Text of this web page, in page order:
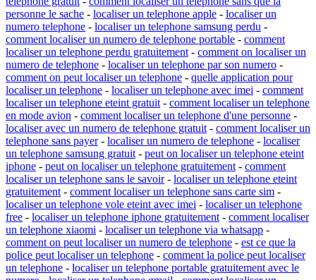
personne le sache - localiser un telephone apple - localiser un
numero telephone - localiser un telephone samsung perdu -
comment localiser un numero de telephone portable - comment
localiser un telephone perdu gratuitement - comment on localiser un
numero de telephone - localiser un telephone par son numero -
comment on peut localiser un telephone - quelle application pour
localiser un telephone - localiser un telephone avec imei - comment
localiser un telephone eteint gratuit - comment localiser un telephone
en mode avion - comment localiser un telephone d'une personne -
localiser avec un numero de telephone gratuit - comment localiser un
telephone sans payer- localiser un numero de telephone - localiser
un telephone samsung gratuit - peut on localiser un telephone eteint
iphone - peut on localiser un telephone gratuitement - comment
localiser un telephone sans le savoir- localiser un telephone eteint
gratuitement - comment localiser un telephone sans carte sim -
localiser un telephone vole eteint avec imei - localiser un telephone
free - localiser un telephone iphone gratuitement - comment localiser
un telephone xiaomi - localiser un telephone via whatsapp -
comment on peut localiser un numero de telephone - est ce que la
police peut localiser un telephone - comment la police peut localiser
un telephone - localiser un telephone portable gratuitement avec le